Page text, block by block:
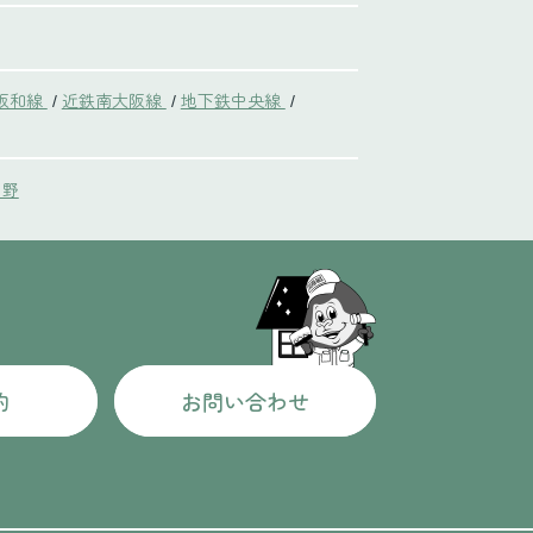
和線 / 近鉄南大阪線 / 地下鉄中央線 /
お問い合わせ